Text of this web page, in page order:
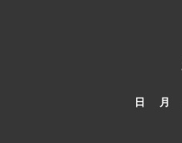
日 月